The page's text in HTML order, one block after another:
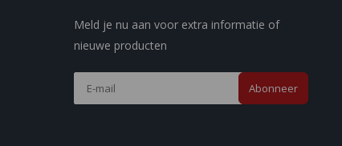
Meld je nu aan voor extra informatie of
nieuwe producten
Abonneer